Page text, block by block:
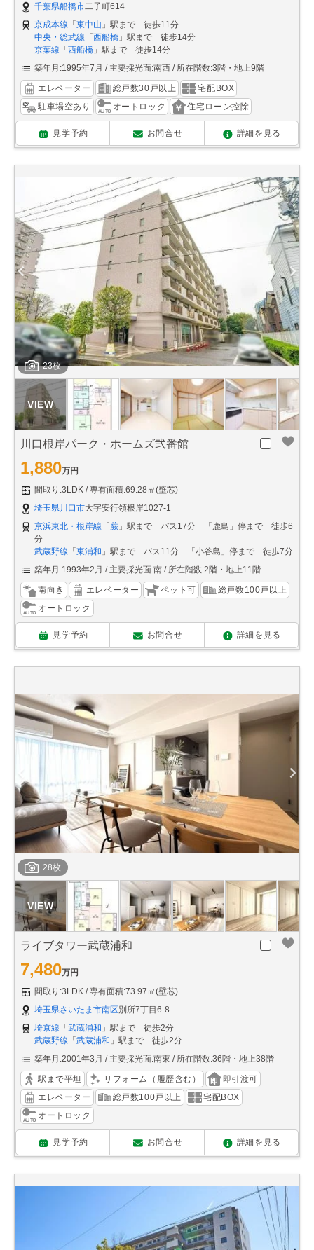
千葉県船橋市二子町614
京成本線 「東中山 」駅まで 徒歩11分
中央・総武線 「西船橋 」駅まで 徒歩14分
京葉線 「西船橋 」駅まで 徒歩14分
築年月:1995年7月
主要採光面:南西 所在階数:3階・地上9階
エレベーター 総戸数30戸以上
宅配BOX
駐車場空あり
オートロック 住宅ローン控除
見学予約 お問合せ 詳細を見る
23枚
川口根岸パーク・ホームズ弐番館
1,880万円
間取り:3LDK
専有面積:69.28㎡(壁芯)
埼玉県川口市大字安行領根岸1027-1
京浜東北・根岸線 「 蕨 」駅まで バス17分 「鹿島」停まで 徒歩6
分
武蔵野線 「 東浦和 」駅まで バス11分 「小谷島」停まで 徒歩7分
築年月:1993年2月
主要採光面:南 所在階数:2階・地上11階
南向き エレベーター ペット可
総戸数100戸以上
オートロック
見学予約 お問合せ 詳細を見る
28枚
ライブタワー武蔵浦和
7,480万円
間取り:3LDK
専有面積:73.97㎡(壁芯)
埼玉県さいたま市南区別所7丁目6-8
埼京線 「 武蔵浦和 」駅まで 徒歩2分
武蔵野線 「 武蔵浦和 」駅まで 徒歩2分
築年月:2001年3月
主要採光面:南東 所在階数:36階・地上38階
駅まで平坦 リフォーム（履歴含む）
即引渡可
エレベーター
総戸数100戸以上
宅配BOX
オートロック
見学予約 お問合せ 詳細を見る